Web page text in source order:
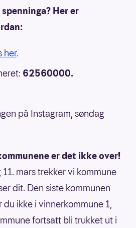
Her er
her.
62560000.
på Instagram, søndag
er det ikke over!
mars trekker vi kommune
dit. Den siste kommunen
du ikke i vinnerkommune 1,
fortsatt bli trukket ut i